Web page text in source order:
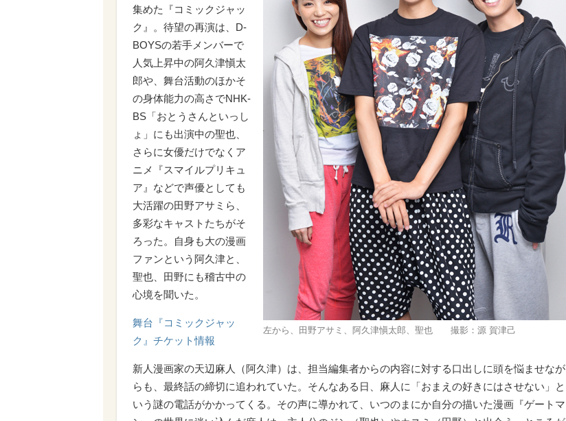
左から、田野アサミ、阿久津愼太郎、聖也 撮影：源 賀津己
集めた『コミックジャッ
ク』。待望の再演は、D-
BOYSの若手メンバーで
人気上昇中の阿久津愼太
郎や、舞台活動のほかそ
の身体能力の高さでNHK-
BS「おとうさんといっし
ょ」にも出演中の聖也、
さらに女優だけでなくア
ニメ『スマイルプリキュ
ア』などで声優としても
大活躍の田野アサミら、
多彩なキャストたちがそ
ろった。自身も大の漫画
ファンという阿久津と、
聖也、田野にも稽古中の
心境を聞いた。
舞台『コミックジャッ
ク』チケット情報
新人漫画家の天辺麻人（阿久津）は、担当編集者からの内容に対する口出しに頭を悩ませなが
らも、最終話の締切に追われていた。そんなある日、麻人に「おまえの好きにはさせない」と
いう謎の電話がかかってくる。その声に導かれて、いつのまにか自分の描いた漫画『ゲートマ